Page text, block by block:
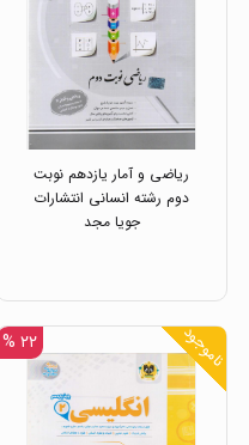
ریاضی و آمار یازدهم نوبت
دوم رشته انسانی انتشارات
جویا مجد
ناموجود ۲۲ %